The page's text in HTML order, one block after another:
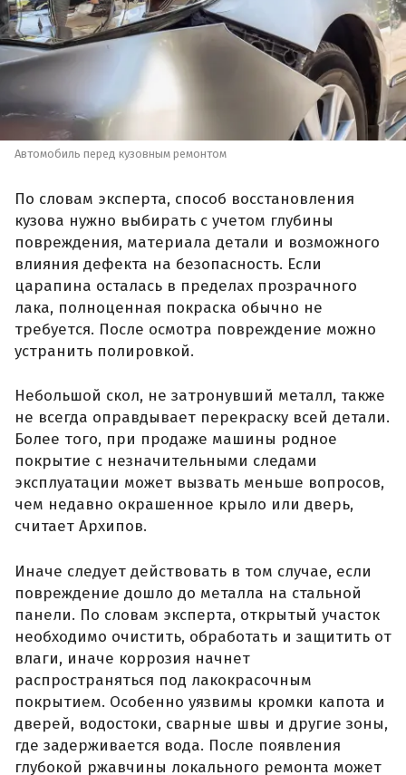
Автомобиль перед кузовным ремонтом
По словам эксперта, способ восстановления
кузова нужно выбирать с учетом глубины
повреждения, материала детали и возможного
влияния дефекта на безопасность. Если
царапина осталась в пределах прозрачного
лака, полноценная покраска обычно не
требуется. После осмотра повреждение можно
устранить полировкой.
Небольшой скол, не затронувший металл, также
не всегда оправдывает перекраску всей детали.
Более того, при продаже машины родное
покрытие с незначительными следами
эксплуатации может вызвать меньше вопросов,
чем недавно окрашенное крыло или дверь,
считает Архипов.
Иначе следует действовать в том случае, если
повреждение дошло до металла на стальной
панели. По словам эксперта, открытый участок
необходимо очистить, обработать и защитить от
влаги, иначе коррозия начнет
распространяться под лакокрасочным
покрытием. Особенно уязвимы кромки капота и
дверей, водостоки, сварные швы и другие зоны,
где задерживается вода. После появления
глубокой ржавчины локального ремонта может